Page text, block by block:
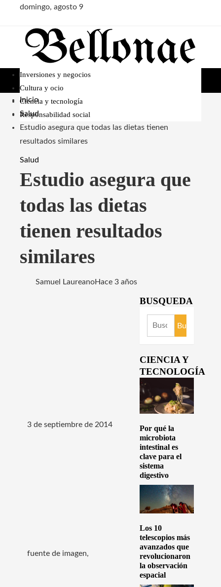
domingo, agosto 9
Inversiones y negocios
Cultura y ocio
Ciencia y tecnología
Responsabilidad social
Inicio
Salud
Estudio asegura que todas las dietas tienen
resultados similares
Salud
Estudio asegura que
todas las dietas
tienen resultados
similares
Samuel LaureanoHace 3 años
3 de septiembre de 2014
fuente de imagen,
BUSQUEDA
Buscar:
CIENCIA Y
TECNOLOGÍA
Por qué la
microbiota
intestinal es
clave para el
sistema
digestivo
Los 10
telescopios más
avanzados que
revolucionaron
la observación
espacial